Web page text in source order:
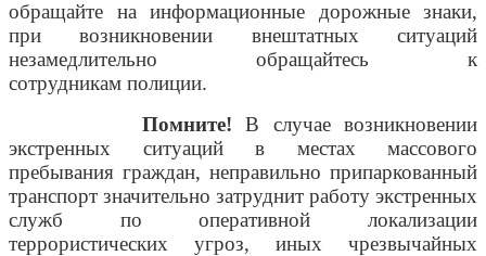
обращайте на информационные дорожные знаки,
при возникновении внештатных ситуаций
незамедлительно обращайтесь к
сотрудникам полиции.
Помните! В случае возникновении
экстренных ситуаций в местах массового
пребывания граждан, неправильно припаркованный
транспорт значительно затруднит работу экстренных
служб по оперативной локализации
террористических угроз, иных чрезвычайных